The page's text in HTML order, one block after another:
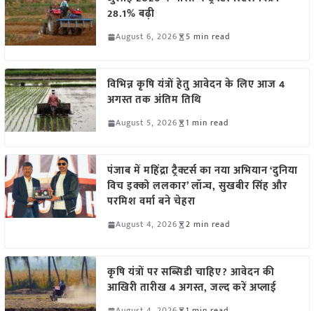
28.1% बढ़ी
August 6, 2026 5 min read
विभिन्न कृषि यंत्रों हेतु आवेदन के लिए आज 4
अगस्त तक अंतिम तिथि
August 5, 2026 1 min read
पंजाब में महिंद्रा ट्रैक्टर्स का नया अभियान ‘दुनिया
विच इक्को ललकार’ लॉन्च, सुखबीर सिंह और
परमिश वर्मा बने चेहरा
August 4, 2026 2 min read
कृषि यंत्रों पर सब्सिडी चाहिए? आवेदन की
आखिरी तारीख 4 अगस्त, जल्द करें अप्लाई